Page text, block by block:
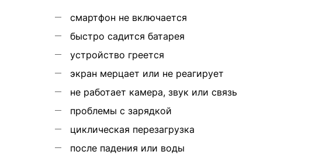
смартфон не включается
быстро садится батарея
устройство греется
экран мерцает или не реагирует
не работает камера, звук или связь
проблемы с зарядкой
циклическая перезагрузка
после падения или воды